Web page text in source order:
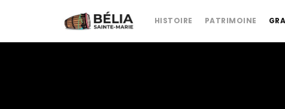
HISTOIRE PATRIMOINE